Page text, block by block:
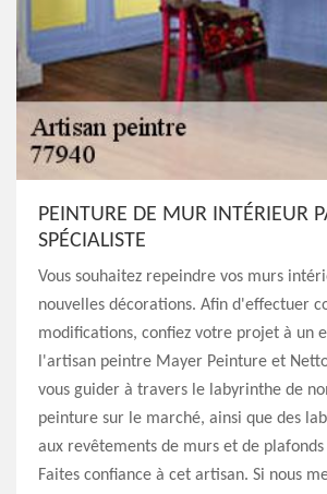
PEINTURE DE MUR INTÉRIEUR
SPÉCIALISTE
Vous souhaitez repeindre vos murs
nouvelles décorations. Afin d'effectuer
modifications, confiez votre projet à un
l'artisan peintre Mayer Peinture et
vous guider à travers le labyrinthe de
peinture sur le marché, ainsi que des
aux revêtements de murs et de
Faites confiance à cet artisan. Si nous